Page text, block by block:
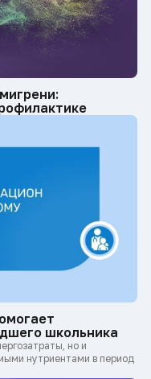
школьника
но и
нутриентами в период